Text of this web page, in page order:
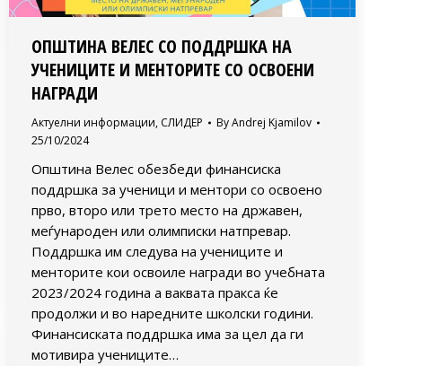
ОПШТИНА ВЕЛЕС СО ПОДДРШКА НА
УЧЕНИЦИТЕ И МЕНТОРИТЕ СО ОСВОЕНИ
НАГРАДИ
Актуелни информации, СЛИДЕР ByAndrej Kjamilov
25/10/2024
Општина Велес обезбеди финансиска
поддршка за ученици и ментори со освоено
прво, второ или трето место на државен,
меѓународен или олимписки натпревар.
Поддршка им следува на учениците и
менторите кои освоиле награди во учебната
2023/2024 година а ваквата пракса ќе
продолжи и во наредните школски години.
Финансиската поддршка има за цел да ги
мотивира учениците…